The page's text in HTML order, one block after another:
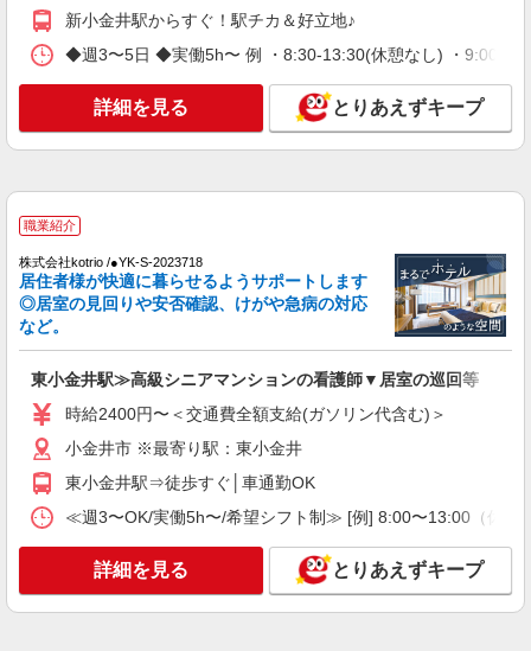
職業紹介
株式会社kotrio /●YK-S-2097552
≪正社員≫東小金井駅＊看護助手としてキャリ
アを築くチャンス！
【正社員】月給240,000〜400,000円 ・基本
30,000円 ・役職手当：10,000〜70,000円 ・処遇改
間） ※固定残業時間を超過する場合には超過勤務
手当として別途支給 ・夜勤手当：10,000円/1回
（上記給与とは別に支給） 下記資格をお持ちの方
歓迎 ・認知症介護基礎研修 ・初任者研修 ・実務
東京都小金井市
職業紹介
株式会社kotrio /●YK-S-2078268
住宅型有料老人ホームの看護師＊ブランクあっ
ても問題なし◎
時給2400円〜＜交通費全額支給(ガソリン代含
む)＞
小金井市｜最寄：武蔵小金井
キープ 詳細を見る
東小金井駅◆病院の補助STAFF◆患者さん支
新小金井駅からすぐ！駅チカ＆好立地♪
◆週3〜5日 ◆実働5h〜 例 ・8:30-13:30(休憩なし) ・9:00-
詳細を見る とりあえずキープ
職業紹介
株式会社kotrio /●YK-S-2023718
居住者様が快適に暮らせるようサポートします
◎居室の見回りや安否確認、けがや急病の対応
など。
東小金井駅≫高級シニアマンションの看護師▼居室の巡回等
時給2400円〜＜交通費全額支給(ガソリン代含む)＞
小金井市 ※最寄り駅：東小金井
東小金井駅⇒徒歩すぐ│車通勤OK
≪週3〜OK/実働5h〜/希望シフト制≫ [例] 8:00〜13:00（休憩
詳細を見る とりあえずキープ